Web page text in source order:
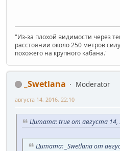
"Из-за плохой видимости через
расстоянии около 250 метров
похожего на крупного кабана."
_Swetlana
Moderator
августа 14, 2016, 22:10
Цитата: true от августа 14,
Цитата: _Swetlana от